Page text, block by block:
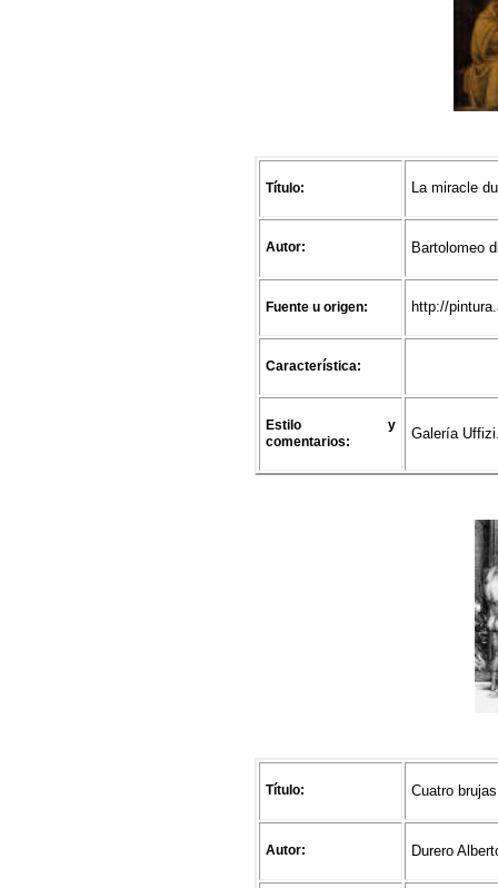
Título: La miracle
Autor: Bartolomeo
Fuente u origen: http://
Característica:
Estilo y
comentarios:
Galería
Título: Cuatro
Autor: Durero